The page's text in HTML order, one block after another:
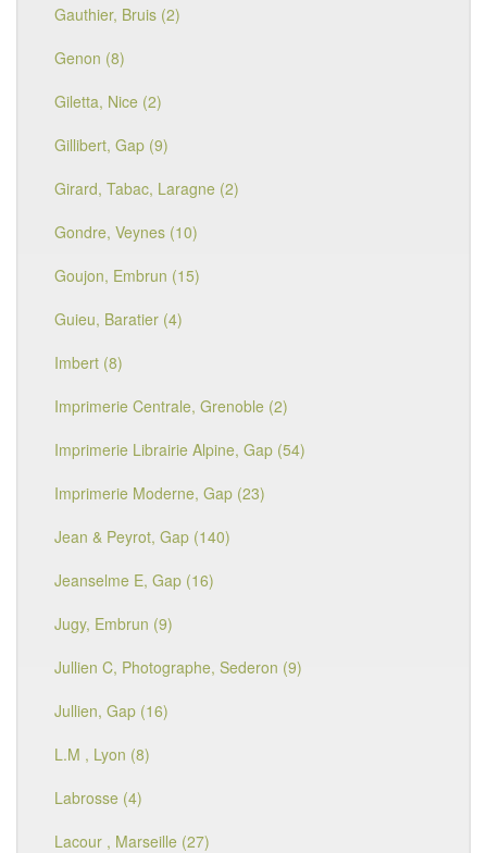
Gauthier, Bruis (2)
Genon (8)
Giletta, Nice (2)
Gillibert, Gap (9)
Girard, Tabac, Laragne (2)
Gondre, Veynes (10)
Goujon, Embrun (15)
Guieu, Baratier (4)
Imbert (8)
Imprimerie Centrale, Grenoble (2)
Imprimerie Librairie Alpine, Gap (54)
Imprimerie Moderne, Gap (23)
Jean & Peyrot, Gap (140)
Jeanselme E, Gap (16)
Jugy, Embrun (9)
Jullien C, Photographe, Sederon (9)
Jullien, Gap (16)
L.M , Lyon (8)
Labrosse (4)
Lacour , Marseille (27)